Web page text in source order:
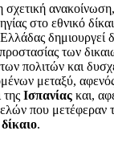
σχετική
στο εθνικό
Ελλάδας δημιουργεί
των
πολιτών και
μεταξύ,
της Ισπανίας και,
που μετέφεραν
.